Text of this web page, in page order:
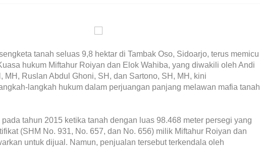
tanah seluas 9,8 hektar di Tambak Oso, Sidoarjo, terus memicu
hukum Miftahur Roiyan dan Elok Wahiba, yang diwakili oleh Andi
MH, Ruslan Abdul Ghoni, SH, dan Sartono, SH, MH, kini
langkah hukum dalam perjuangan panjang melawan mafia tanah
tahun 2015 ketika tanah dengan luas 98.468 meter persegi yang
(SHM No. 931, No. 657, dan No. 656) milik Miftahur Roiyan dan
untuk dijual. Namun, penjualan tersebut terkendala oleh